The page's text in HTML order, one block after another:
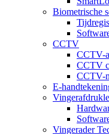
Biometrische
CCTV
CCTV-
CCTV
CCTV-
E-
Vingerader